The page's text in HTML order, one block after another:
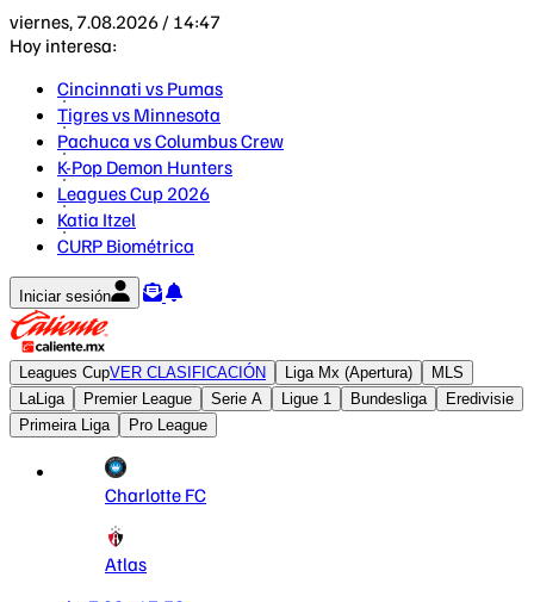
viernes, 7.08.2026 / 14:47
Hoy interesa:
Cincinnati vs Pumas
Tigres vs Minnesota
Pachuca vs Columbus Crew
K-Pop Demon Hunters
Leagues Cup 2026
Katia Itzel
CURP Biométrica
Iniciar sesión
Leagues CupVER CLASIFICACIÓN Liga Mx (Apertura)
MLS
LaLiga
Premier League Serie A Ligue 1 Bundesliga
Eredivisie
Primeira Liga
Pro League
Charlotte FC
Atlas